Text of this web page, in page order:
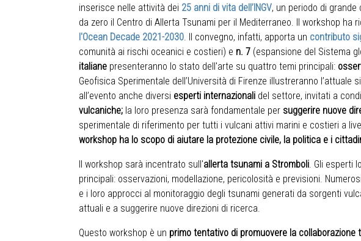
inserisce nelle attività dei 25 anni di vita dell’INGV, un periodo di
da zero il Centro di Allerta Tsunami per il Mediterraneo. Il workshop ha
l'Ocean Decade 2021-2030. Il convegno, infatti, apporta un contributo
comunità ai rischi oceanici e costieri) e n. 7 (espansione del Sistema
italiane presenteranno lo stato dell'arte su quattro temi principali:
Geofisica Sperimentale dell’Università di Firenze illustreranno
all’evento anche diversi esperti internazionali del settore, invitati a
vulcaniche; la loro presenza sarà fondamentale per suggerire nuove
sperimentale di riferimento per tutti i vulcani attivi marini e costieri a
workshop ha lo scopo di aiutare la protezione civile, la politica e i
Il workshop sarà incentrato sull'allerta tsunami a Stromboli. Gli esperti
principali: osservazioni, modellazione, pericolosità e previsioni.
e i loro approcci al monitoraggio degli tsunami generati da sorgenti
attuali e a suggerire nuove direzioni di ricerca.
Questo workshop è un primo tentativo di promuovere la collaborazione